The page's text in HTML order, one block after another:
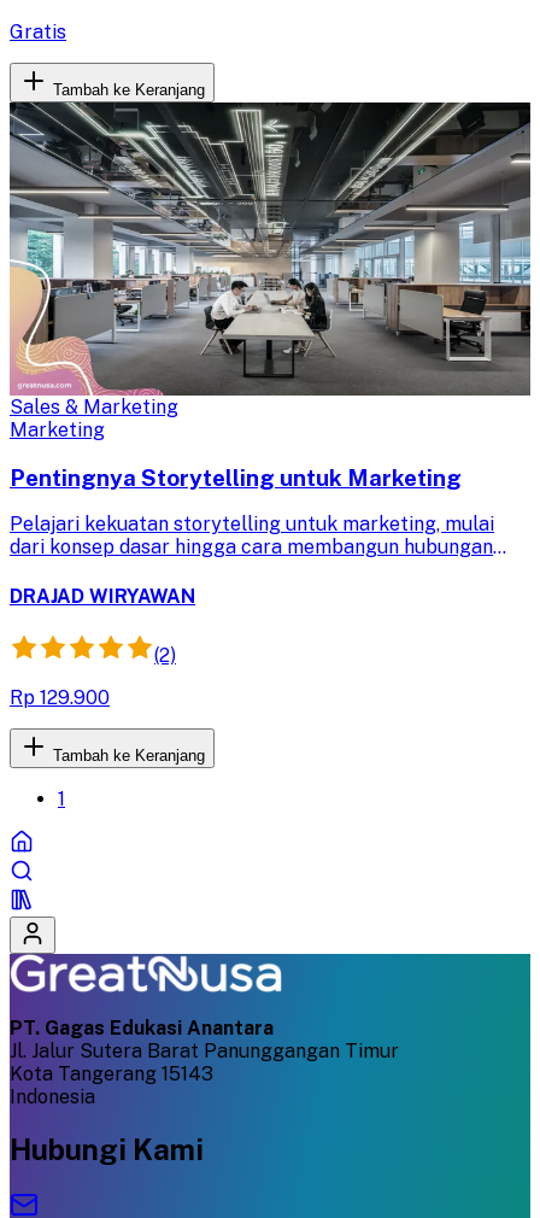
Gratis
Tambah ke Keranjang
Sales & Marketing
Marketing
Pentingnya Storytelling untuk Marketing
Pelajari kekuatan storytelling untuk marketing, mulai
dari konsep dasar hingga cara membangun hubungan
penjualan dan loyalitas brand.
DRAJAD WIRYAWAN
(2)
Rp 129.900
Tambah ke Keranjang
1
PT. Gagas Edukasi Anantara
Jl. Jalur Sutera Barat Panunggangan Timur
Kota Tangerang 15143
Indonesia
Hubungi Kami